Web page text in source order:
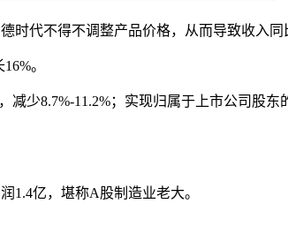
代不得不调整产品价格，从而导致收入同
。
少8.7%-11.2%；实现归属于上市公司股东
1.4亿，堪称A股制造业老大。